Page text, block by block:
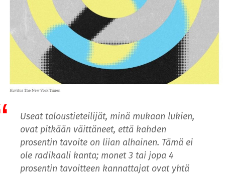
Useat taloustieteilijät, minä mukaan lukien,
ovat pitkään väittäneet, että kahden
prosentin tavoite on liian alhainen. Tämä ei
ole radikaali kanta; monet 3 tai jopa 4
prosentin tavoitteen kannattajat ovat yhtä